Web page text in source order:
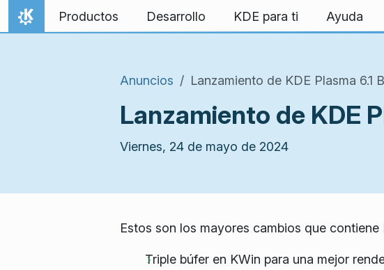
Ir al contenido
Inicio
Productos Desarrollo KDE para ti Ayuda
Anuncios Lanzamiento de KDE Plasma 6.1
Lanzamiento de KDE
Viernes, 24 de mayo de 2024
Estos son los mayores cambios que contiene
Triple búfer en KWin para una mejor